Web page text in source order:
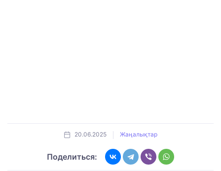
20.06.2025 Жаңалықтар
Поделиться: